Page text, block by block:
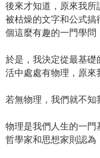
後來才知道，原來我所
被枯燥的文字和公式搞
個這麼有趣的一門學問
於是，我決定從最基礎
活中處處有物理，原來
若無物理，我們就不知
物理是我們人生的一
哲學家和思想家則認為